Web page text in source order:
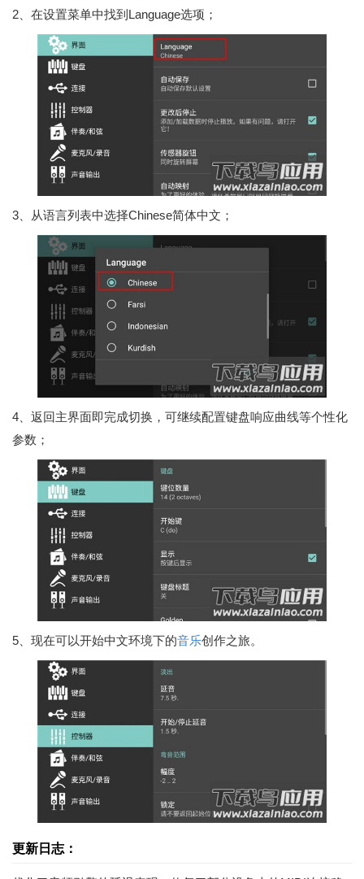
2、在设置菜单中找到Language选项；
3、从语言列表中选择Chinese简体中文；
4、返回主界面即完成切换，可继续配置键盘响应曲线等个性化
参数；
5、现在可以开始中文环境下的音乐创作之旅。
更新日志：